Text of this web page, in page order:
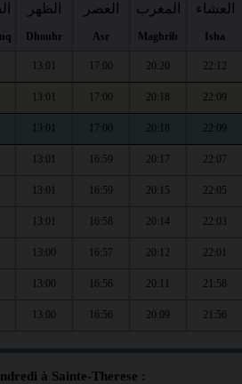
الظهر
Dhouhr
العصر
Asr
المغرب
Maghrib
العشاء
Isha
13:01 17:00 20:20 22:12
13:01 17:00 20:18 22:09
13:01 17:00 20:18 22:09
13:01 16:59 20:17 22:07
13:01 16:59 20:15 22:05
13:01 16:58 20:14 22:03
13:00 16:57 20:12 22:01
13:00 16:56 20:11 21:58
13:00 16:56 20:09 21:56
à Sainte-Therese :